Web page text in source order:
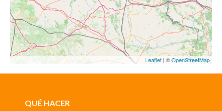
Leaflet | ©OpenStreetMap
QUÉ HACER